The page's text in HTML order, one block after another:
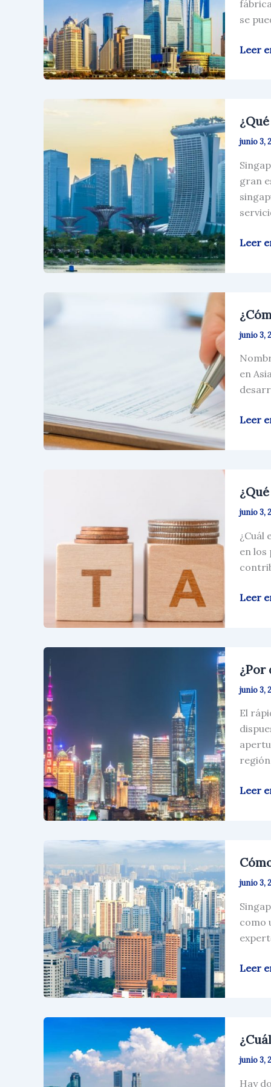
se
China?
Leer
junio 3,
gran
para
una
de
Leer
junio 3,
en
puedo
de
la
Leer
junio 3,
¿Cuál
en los
es
la
Leer
¿Por
junio 3,
El
qué
iniciar
en
China?
Leer
junio 3,
como
una
en
ACRA?
Leer
junio 3,
Hay
son
los